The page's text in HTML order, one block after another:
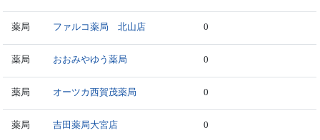
薬局 ファルコ薬局 北山店 0
薬局 おおみやゆう薬局 0
薬局 オーツカ西賀茂薬局 0
薬局 吉田薬局大宮店 0